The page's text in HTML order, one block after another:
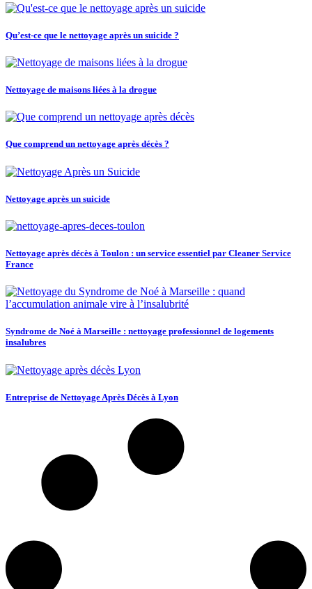
Qu’est-ce que le nettoyage après un suicide ?
Nettoyage de maisons liées à la drogue
Que comprend un nettoyage après décès ?
Nettoyage après un suicide
Nettoyage après décès à Toulon : un service essentiel par Cleaner Service
France
Syndrome de Noé à Marseille : nettoyage professionnel de logements
insalubres
Entreprise de Nettoyage Après Décès à Lyon